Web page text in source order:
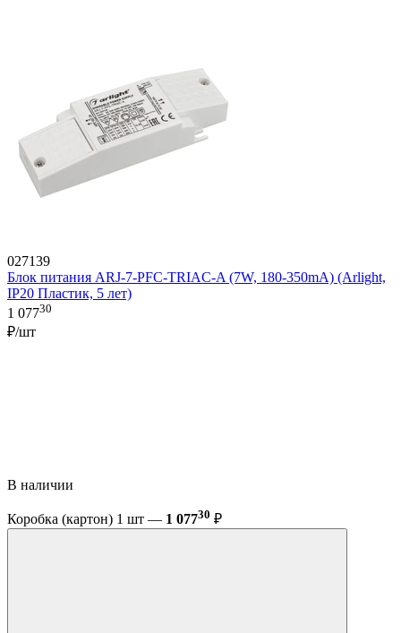
027139
Блок питания ARJ-7-PFC-TRIAC-A (7W, 180-350mA) (Arlight,
IP20 Пластик, 5 лет)
1 07730
₽/шт
В наличии
Коробка (картон) 1 шт — 1 07730 ₽